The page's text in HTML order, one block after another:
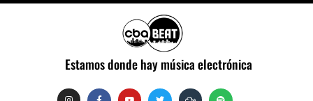
Estamos donde hay música electrónica